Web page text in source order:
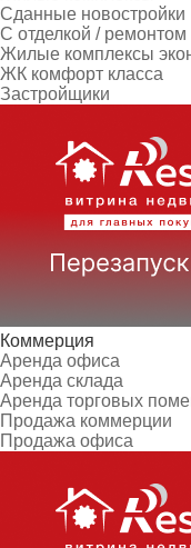
Сданные новостройки
С отделкой / ремонтом
Жилые комплексы
ЖК комфорт класса
Застройщики
Коммерция
Аренда офиса
Аренда склада
Аренда торговых
Продажа коммерции
Продажа офиса